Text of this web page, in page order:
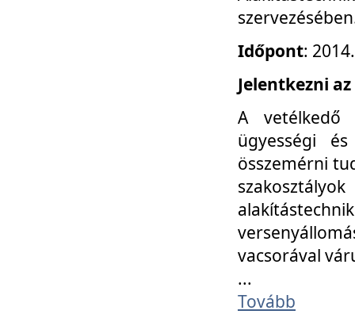
Időpont:
Jelentkezni az
A vetélkedő
ügyességi
összemérni
vacsorával
...
Tovább